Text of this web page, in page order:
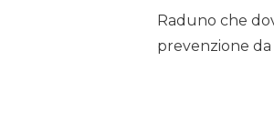
Raduno che
prevenzione da